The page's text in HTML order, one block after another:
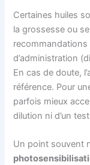
Certaines huiles
la grossesse ou
recommandations
d’administration
En cas de doute,
référence. Pour
parfois mieux
dilution ni d’un
Un point souvent